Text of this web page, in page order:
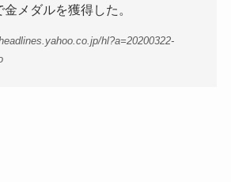
メダルを獲得した。
hl?a=20200322-